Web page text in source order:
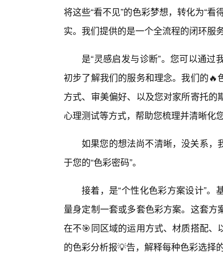
将这些“看不见”的色彩梦想，转化为“
实。我们提供的是一个全流程的闭环服
是“灵感启发与诊断”。您可以通
初步了解我们的服务和理念。我们的
方式、审美偏好、以及您对家所寄托
心理测试等方式，帮助您梳理并清晰化
如果您的想法尚不清晰，没关系，
于您的“色彩密码”。
接着，是“个性化色彩方案设计”
量身定制一套或多套色彩方案。这套
在不🎯同区域的运用方式、材质搭配
的色彩分析报💡告，解释每种色彩选择